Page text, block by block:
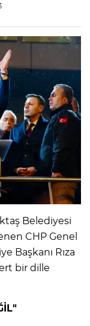
Belediyesi
CHP Genel
Başkanı Rıza
bir dille